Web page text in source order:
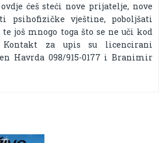
ćeš steći nove prijatelje, nove
psihofizičke vještine, poboljšati
još mnogo toga što se ne uči kod
Kontakt za upis su licencirani
Havrda 098/915-0177 i Branimir